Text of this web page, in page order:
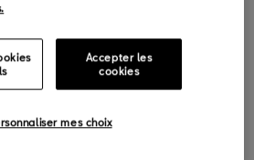
VW.
Areas in SEAT (Cross Trainee
Accepter les
cookies
mes choix